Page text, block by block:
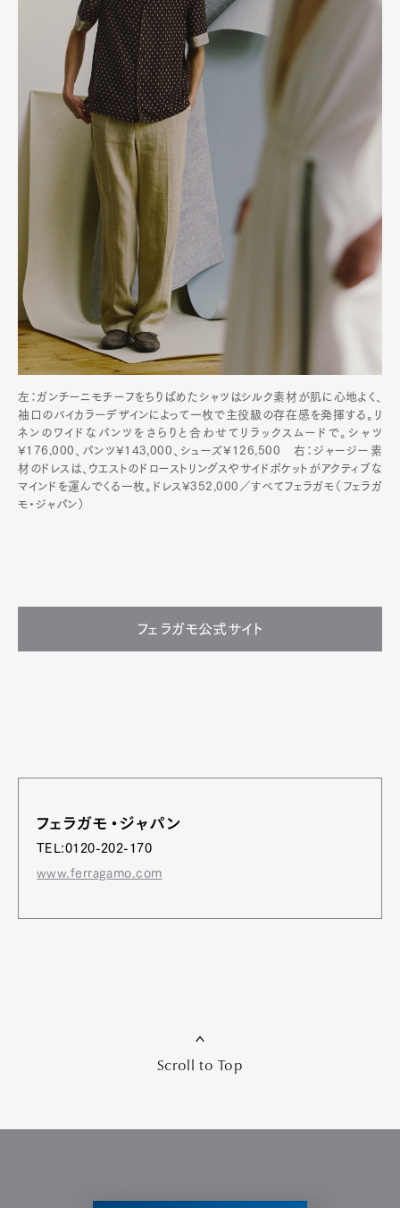
左：ガンチーニモチーフをちりばめたシャツはシルク素材が肌に心地よく、
袖口のバイカラーデザインによって一枚で主役級の存在感を発揮する。リ
ネンのワイドなパンツをさらりと合わせてリラックスムードで。シャツ
¥176,000、パンツ¥143,000、シューズ¥126,500 右：ジャージー素
材のドレスは、ウエストのドローストリングスやサイドポケットがアクティブな
マインドを運んでくる一枚。ドレス¥352,000／すべてフェラガモ（フェラガ
モ・ジャパン）
フェラガモ公式サイト
フェラガモ・ジャパン
TEL:0120-202-170
www.ferragamo.com
Scroll to Top